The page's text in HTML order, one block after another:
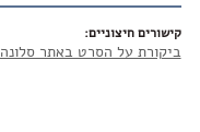
קישורים חיצוניים:
ביקורת על הסרט באתר סלונה